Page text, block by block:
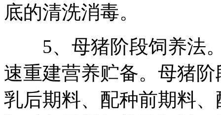
底的清洗消毒。
5、母猪阶段饲养法。
速重建营养贮备。母猪
乳后期料、配种前期料